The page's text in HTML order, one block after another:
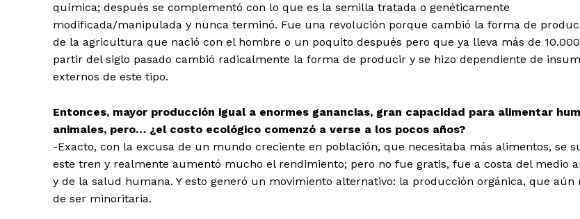
química; después se complementó con lo que es la semilla tratada o genéticamente
modificada/manipulada y nunca terminó. Fue una revolución porque cambió la forma de
de la agricultura que nació con el hombre o un poquito después pero que ya lleva más de 10.000
partir del siglo pasado cambió radicalmente la forma de producir y se hizo dependiente de
externos de este tipo.
Entonces, mayor producción igual a enormes ganancias, gran capacidad para alimentar
animales, pero… ¿el costo ecológico comenzó a verse a los pocos años?
-Exacto, con la excusa de un mundo creciente en población, que necesitaba más alimentos, se
este tren y realmente aumentó mucho el rendimiento; pero no fue gratis, fue a costa del medio
y de la salud humana. Y esto generó un movimiento alternativo: la producción orgánica, que aún
de ser minoritaria.